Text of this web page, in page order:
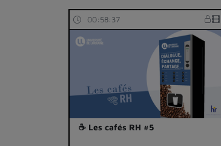
00:58:37
☕ Les cafés RH #5